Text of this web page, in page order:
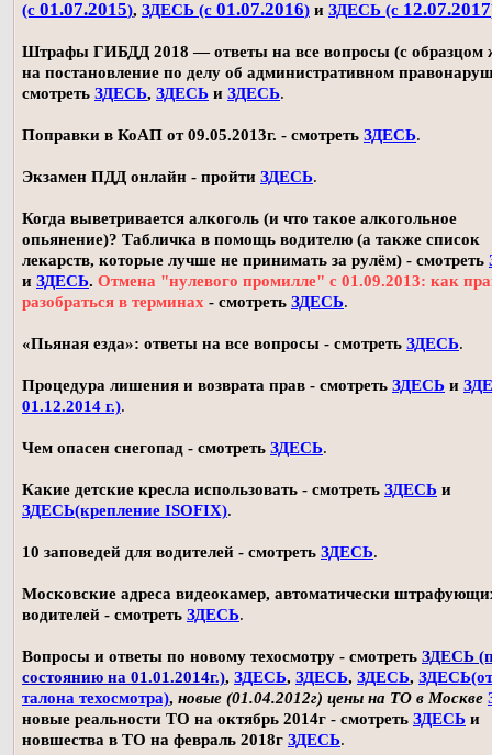
(с 01.07.2015), ЗДЕСЬ (с 01.07.2016) и ЗДЕСЬ (с 12.07.2017
Штрафы ГИБДД 2018 — ответы на все вопросы (с образцом
на постановление по делу об административном
смотреть ЗДЕСЬ, ЗДЕСЬ и ЗДЕСЬ.
Поправки в КоАП от 09.05.2013г. - смотреть ЗДЕСЬ.
Экзамен ПДД онлайн - пройти ЗДЕСЬ.
Когда выветривается алкоголь (и что такое алкогольное
опьянение)? Табличка в помощь водителю (а также список
лекарств, которые лучше не принимать за рулём) - смотреть
и ЗДЕСЬ. Отмена "нулевого промилле" с 01.09.2013: как
разобраться в терминах - смотреть ЗДЕСЬ.
«Пьяная езда»: ответы на все вопросы - смотреть ЗДЕСЬ.
Процедура лишения и возврата прав - смотреть ЗДЕСЬ и
01.12.2014 г.).
Чем опасен снегопад - смотреть ЗДЕСЬ.
Какие детские кресла использовать - смотреть ЗДЕСЬ и
ЗДЕСЬ(крепление ISOFIX).
10 заповедей для водителей - смотреть ЗДЕСЬ.
Московские адреса видеокамер, автоматически
водителей - смотреть ЗДЕСЬ.
Вопросы и ответы по новому техосмотру - смотреть ЗДЕСЬ
состоянию на 01.01.2014г.), ЗДЕСЬ, ЗДЕСЬ, ЗДЕСЬ,
талона техосмотра), новые (01.04.2012г) цены на ТО в Москве
новые реальности ТО на октябрь 2014г - смотреть ЗДЕСЬ и
новшества в ТО на февраль 2018г ЗДЕСЬ.